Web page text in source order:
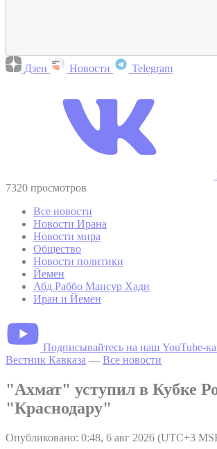
Дзен Новости Telegram
7320 просмотров
Все новости
Новости Ирана
Новости мира
Общество
Новости политики
Йемен
Абд Раббо Мансур Хади
Иран и Йемен
Подписывайтесь на наш YouTube-
Вестник Кавказа — Все новости
"Ахмат" уступил в Кубке
"Краснодару"
Опубликовано: 0:48, 6 авг 2026 (UTC+3